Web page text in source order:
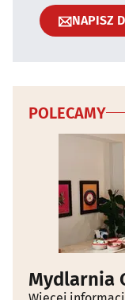
NAPISZ
POLECAMY
Mydlarnia